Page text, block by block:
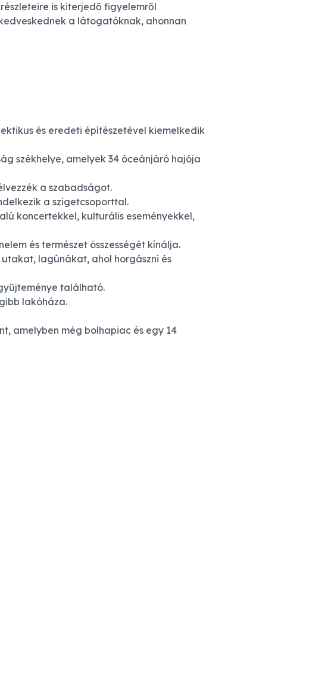
is kiterjedő figyelemről
a látogatóknak, ahonnan
és eredeti építészetével kiemelkedik
székhelye, amelyek 34 óceánjáró hajója
a szabadságot.
a szigetcsoporttal.
koncertekkel, kulturális eseményekkel,
és természet összességét kínálja.
lagúnákat, ahol horgászni és
található.
lakóháza.
amelyben még bolhapiac és egy 14